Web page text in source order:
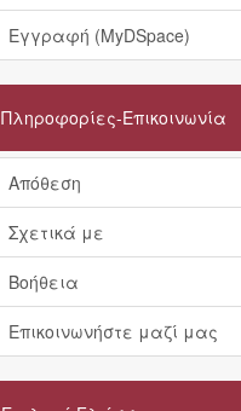
Εγγραφή (MyDSpace)
Πληροφορίες-Επικοινωνία
Απόθεση
Σχετικά με
Βοήθεια
Επικοινωνήστε μαζί μας